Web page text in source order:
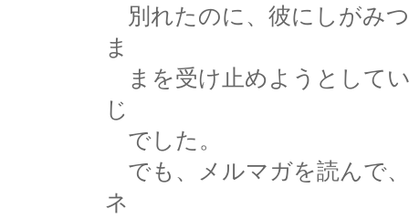
別れたのに、彼にしがみ
ま
まを受け止めようとして
じ
でした。
でも、メルマガを読んで
ネ